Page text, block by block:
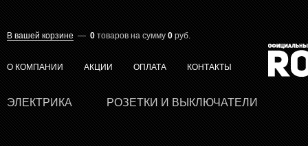
В вашей корзине — 0 товаров на сумму 0 руб.
О КОМПАНИИ АКЦИИ ОПЛАТА КОНТАКТЫ
ЭЛЕКТРИКА РОЗЕТКИ И ВЫКЛЮЧАТЕЛИ